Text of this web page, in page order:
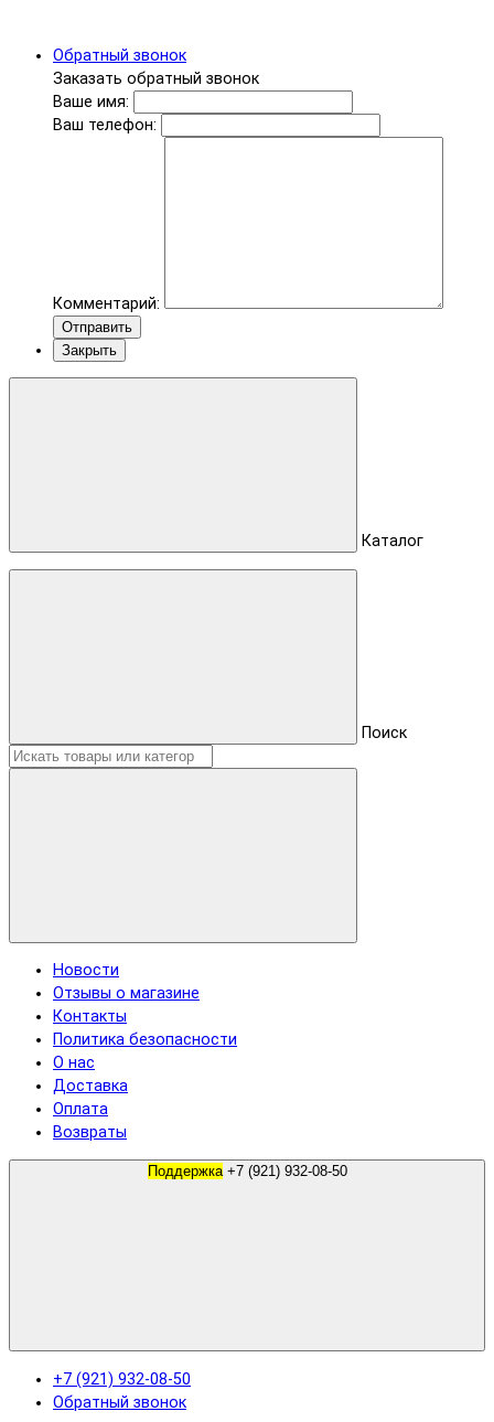
Обратный звонок
Заказать обратный звонок
Ваше имя:
Ваш телефон:
Комментарий:
Отправить
Закрыть
Каталог
Поиск
Новости
Отзывы о магазине
Контакты
Политика безопасности
О нас
Доставка
Оплата
Возвраты
Поддержка +7 (921) 932-08-50
+7 (921) 932-08-50
Обратный звонок